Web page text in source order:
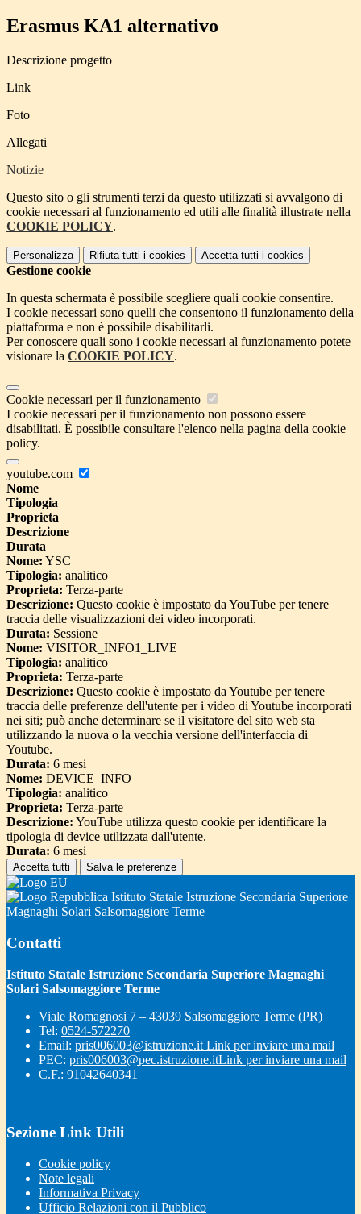
Erasmus KA1 alternativo
Descrizione progetto
Link
Foto
Allegati
Notizie
Questo sito o gli strumenti terzi da questo utilizzati si avvalgono di
cookie necessari al funzionamento ed utili alle finalità illustrate nella
COOKIE POLICY.
Personalizza Rifiuta tutti i cookies Accetta tutti i cookies
Gestione cookie
In questa schermata è possibile scegliere quali cookie consentire.
I cookie necessari sono quelli che consentono il funzionamento della
piattaforma e non è possibile disabilitarli.
Per conoscere quali sono i cookie necessari al funzionamento potete
visionare la COOKIE POLICY.
Cookie necessari per il funzionamento
I cookie necessari per il funzionamento non possono essere
disabilitati. È possibile consultare l'elenco nella pagina della cookie
policy.
youtube.com
Nome
Tipologia
Proprieta
Descrizione
Durata
Nome: YSC
Tipologia: analitico
Proprieta: Terza-parte
Descrizione: Questo cookie è impostato da YouTube per tenere
traccia delle visualizzazioni dei video incorporati.
Durata: Sessione
Nome: VISITOR_INFO1_LIVE
Tipologia: analitico
Proprieta: Terza-parte
Descrizione: Questo cookie è impostato da Youtube per tenere
traccia delle preferenze dell'utente per i video di Youtube incorporati
nei siti; può anche determinare se il visitatore del sito web sta
utilizzando la nuova o la vecchia versione dell'interfaccia di
Youtube.
Durata: 6 mesi
Nome: DEVICE_INFO
Tipologia: analitico
Proprieta: Terza-parte
Descrizione: YouTube utilizza questo cookie per identificare la
tipologia di device utilizzata dall'utente.
Durata: 6 mesi
Accetta tutti Salva le preferenze
Istituto Statale Istruzione Secondaria Superiore
Magnaghi Solari Salsomaggiore Terme
Contatti
Istituto Statale Istruzione Secondaria Superiore Magnaghi
Solari Salsomaggiore Terme
Viale Romagnosi 7 – 43039 Salsomaggiore Terme (PR)
Tel: 0524-572270
Email: pris006003@istruzione.it Link per inviare una mail
PEC: pris006003@pec.istruzione.itLink per inviare una mail
C.F.: 91042640341
Sezione Link Utili
Cookie policy
Note legali
Informativa Privacy
Ufficio Relazioni con il Pubblico